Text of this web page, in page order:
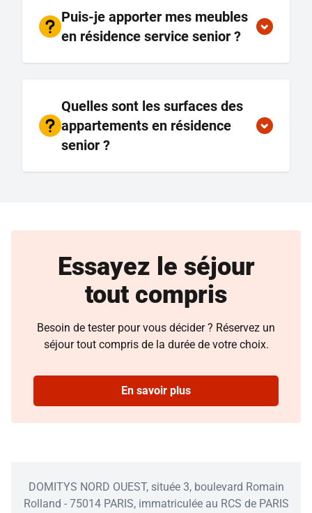
Puis-je apporter mes meubles
en résidence service senior ?
Quelles sont les surfaces des
appartements en résidence
senior ?
Essayez le séjour
tout compris
Besoin de tester pour vous décider ? Réservez un
séjour tout compris de la durée de votre choix.
En savoir plus
DOMITYS NORD OUEST, située 3, boulevard Romain
Rolland - 75014 PARIS, immatriculée au RCS de PARIS